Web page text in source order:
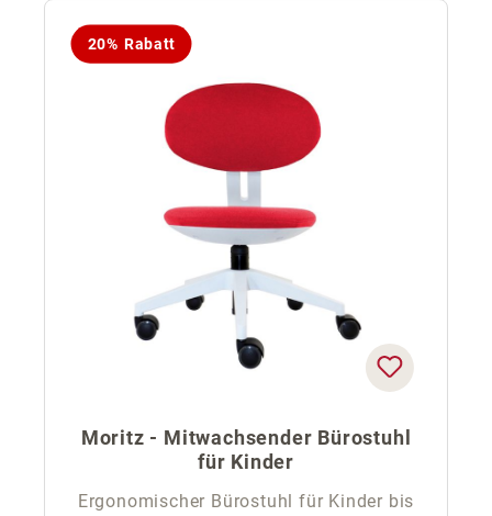
20% Rabatt
Moritz - Mitwachsender Bürostuhl
für Kinder
Ergonomischer Bürostuhl für Kinder bis